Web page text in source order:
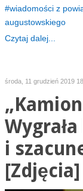
wiadomości z
augustowskiego
Czytaj dalej...
środa, 11 grudzień 2019
i
[Zdjęcia]